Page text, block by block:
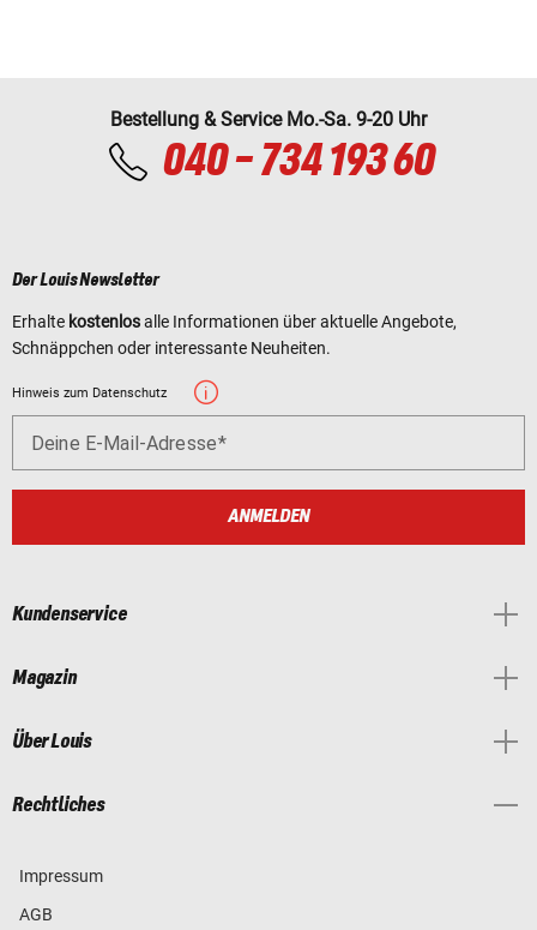
Bestellung & Service Mo.-Sa. 9-20 Uhr
040 - 734 193 60
Der Louis Newsletter
Erhalte kostenlosalle Informationen über aktuelle Angebote,
Schnäppchen oder interessante Neuheiten.
Hinweis zum Datenschutz
Deine E-Mail-Adresse
ANMELDEN
Kundenservice
Magazin
Über Louis
Rechtliches
Impressum
AGB